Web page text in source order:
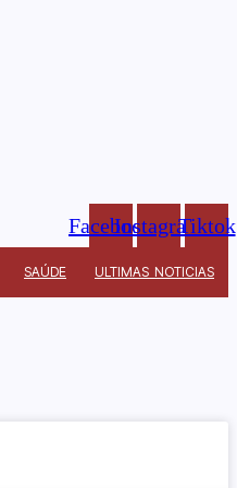
FacebookInstagramTiktok
SAÚDE ULTIMAS NOTICIAS